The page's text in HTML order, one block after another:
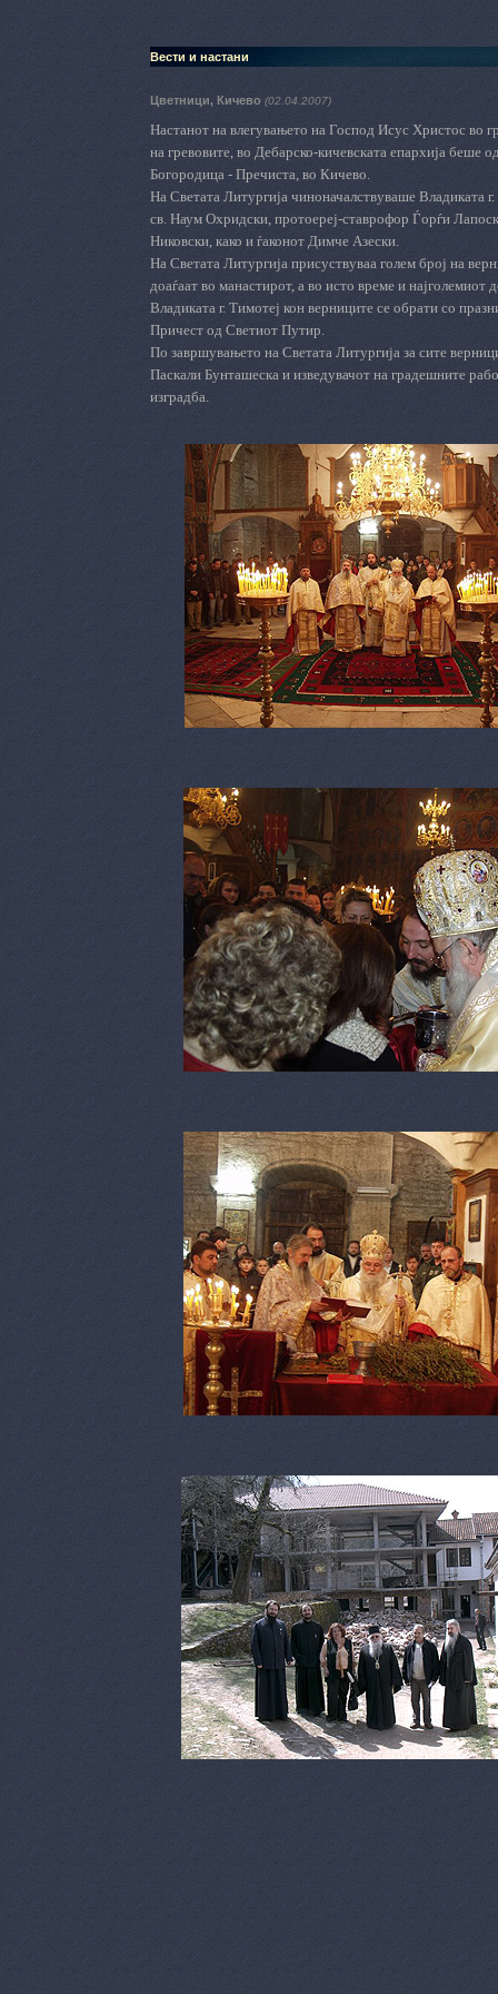
Вести и настани
Цветници, Кичево (02.04.2007)
Настанот на влегувањето на Господ Исус Христос во
на гревовите, во Дебарско-кичевската епархија беше
Богородица - Пречиста, во Кичево.
На Светата Литургија чиноначалствуваше Владиката
св. Наум Охридски, протоереј-ставрофор Ѓорѓи
Никовски, како и ѓаконот Димче Азески.
На Светата Литургија присуствуваа голем број на
доаѓаат во манастирот, а во исто време и најголемиот
Владиката г. Тимотеј кон верниците се обрати со
Причест од Светиот Путир.
По завршувањето на Светата Литургија за сите
Паскали Бунташеска и изведувачот на градешните
изградба.